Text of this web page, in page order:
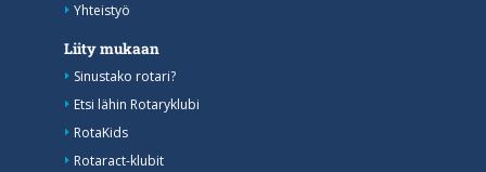
Yhteistyö
Liity mukaan
Sinustako rotari?
Etsi lähin Rotaryklubi
RotaKids
Rotaract-klubit